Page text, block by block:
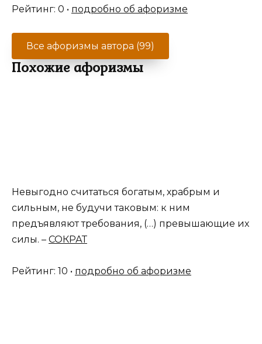
Рейтинг: 0 • подробно об афоризме
Все афоризмы автора (99)
Похожие афоризмы
Невыгодно считаться богатым, храбрым и
сильным, не будучи таковым: к ним
предъявляют требования, (…) превышающие их
силы. – СОКРАТ
Рейтинг: 10 • подробно об афоризме